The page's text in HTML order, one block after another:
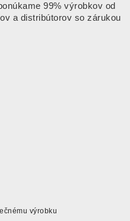
99% výrobkov od
a distribútorov so zárukou
výrobku